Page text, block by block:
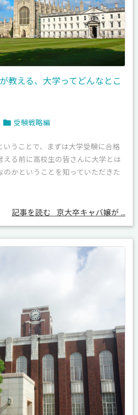
教える、大学ってどんなとこ
 受験戦略編
いうことで、まずは大学受験に合格
える前に高校生の皆さんに大学とは
のかということを知っていただきた
記事を読む 京大卒キャバ嬢が ...